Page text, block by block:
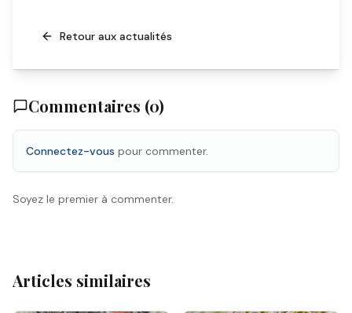
Retour aux actualités
Commentaires (0)
Connectez-vous pour commenter.
Soyez le premier à commenter.
Articles similaires